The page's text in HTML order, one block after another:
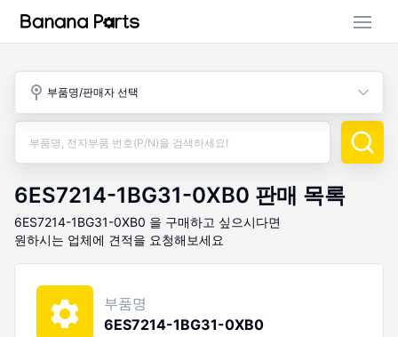
부품명/판매자 선택
6ES7214-1BG31-0XB0 판매 목록
6ES7214-1BG31-0XB0 을 구매하고 싶으시다면
원하시는 업체에 견적을 요청해보세요
부품명
6ES7214-1BG31-0XB0